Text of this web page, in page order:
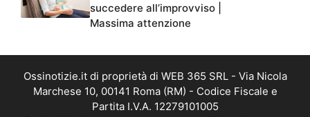
succedere all’improvviso |
Massima attenzione
Ossinotizie.it di proprietà di WEB 365 SRL - Via Nicola
Marchese 10, 00141 Roma (RM) - Codice Fiscale e
Partita I.V.A. 12279101005